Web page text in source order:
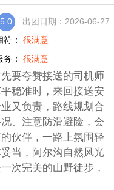
5.0
出团日期：2026-06-27
符： 很满意
务： 很满意
要夸赞接送的司机师
稳准时，来回接送安
又负责，路线规划合
、注意防滑避险，会
伙伴，一路上氛围轻
当，阿尔沟自然风光
次完美的山野徒步，